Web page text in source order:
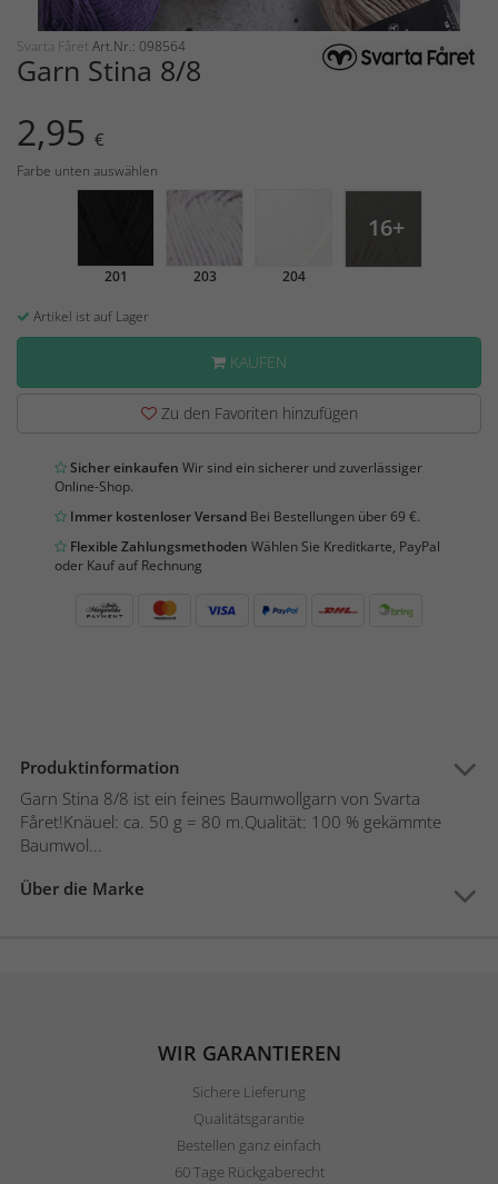
Svarta Fåret Art.Nr.: 098564
Garn Stina 8/8
2,95 €
Farbe unten auswählen
201 203 204
16+
Artikel ist auf Lager
KAUFEN
Zu den Favoriten hinzufügen
Sicher einkaufen Wir sind ein sicherer und zuverlässiger
Online-Shop.
Immer kostenloser Versand Bei Bestellungen über 69 €.
Flexible Zahlungsmethoden Wählen Sie Kreditkarte, PayPal
oder Kauf auf Rechnung
Produktinformation
Garn Stina 8/8 ist ein feines Baumwollgarn von Svarta
Fåret!Knäuel: ca. 50 g = 80 m.Qualität: 100 % gekämmte
Baumwol...
Über die Marke
WIR GARANTIEREN
Sichere Lieferung
Qualitätsgarantie
Bestellen ganz einfach
60 Tage Rückgaberecht